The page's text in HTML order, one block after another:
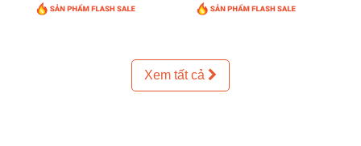
Xem tất cả